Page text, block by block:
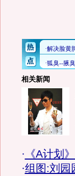
相关新闻
· 《A计划
·组图:刘园